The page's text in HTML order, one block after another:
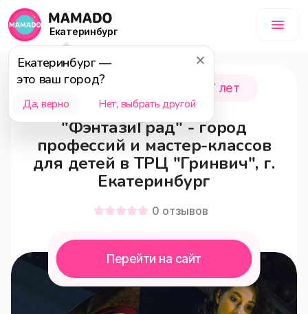
Екатеринбург
Екатеринбург—
это ваш город?
Да, верно Нет, выбрать другой
Екатеринбург 3 - 17 лет
"ФэнтазиГрад" - город
профессий и мастер-классов
для детей в ТРЦ "Гринвич", г.
Екатеринбург
0 отзывов
Перейти на сайт